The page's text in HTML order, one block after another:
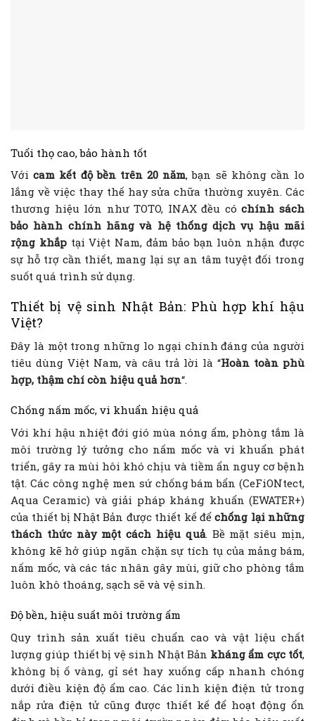
Tuổi thọ cao, bảo hành tốt
Vớicam kết độ bền trên 20 năm, bạn sẽ không cần lo
lắng về việc thay thế hay sửa chữa thường xuyên. Các
thương hiệu lớn như TOTO, INAX đều cóchính sách
bảo hành chính hãng và hệ thống dịch vụ hậu mãi
rộng khắptại Việt Nam, đảm bảo bạn luôn nhận được
sự hỗ trợ cần thiết, mang lại sự an tâm tuyệt đối trong
suốt quá trình sử dụng.
Thiết bị vệ sinh Nhật Bản: Phù hợp khí hậu
Việt?
Đây là một trong những lo ngại chính đáng của người
tiêu dùng Việt Nam, và câu trả lời là “Hoàn toàn phù
hợp, thậm chí còn hiệu quả hơn“.
Chống nấm mốc, vi khuẩn hiệu quả
Với khí hậu nhiệt đới gió mùa nóng ẩm, phòng tắm là
môi trường lý tưởng cho nấm mốc và vi khuẩn phát
triển, gây ra mùi hôi khó chịu và tiềm ẩn nguy cơ bệnh
tật. Các công nghệ men sứ chống bám bẩn (CeFiONtect,
Aqua Ceramic) và giải pháp kháng khuẩn (EWATER+)
của thiết bị Nhật Bản được thiết kế đểchống lại những
thách thức này một cách hiệu quả. Bề mặt siêu mịn,
không kẽ hở giúp ngăn chặn sự tích tụ của mảng bám,
nấm mốc, và các tác nhân gây mùi, giữ cho phòng tắm
luôn khô thoáng, sạch sẽ và vệ sinh.
Độ bền, hiệu suất môi trường ẩm
Quy trình sản xuất tiêu chuẩn cao và vật liệu chất
lượng giúp thiết bị vệ sinh Nhật Bản kháng ẩm cực tốt,
không bị ố vàng, gỉ sét hay xuống cấp nhanh chóng
dưới điều kiện độ ẩm cao. Các linh kiện điện tử trong
nắp rửa điện tử cũng được thiết kế để hoạt động ổn